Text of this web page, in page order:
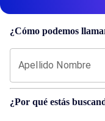
¿Cómo podemos
Apellido Nombre
¿Por qué estás